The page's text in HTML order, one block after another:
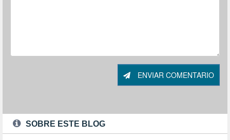
ENVIAR COMENTARIO
SOBRE ESTE BLOG